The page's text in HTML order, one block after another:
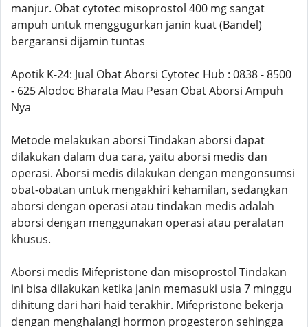
manjur. Obat cytotec misoprostol 400 mg sangat
ampuh untuk menggugurkan janin kuat (Bandel)
bergaransi dijamin tuntas
Apotik K-24: Jual Obat Aborsi Cytotec Hub : 0838 - 8500
- 625 Alodoc Bharata Mau Pesan Obat Aborsi Ampuh
Nya
Metode melakukan aborsi Tindakan aborsi dapat
dilakukan dalam dua cara, yaitu aborsi medis dan
operasi. Aborsi medis dilakukan dengan mengonsumsi
obat-obatan untuk mengakhiri kehamilan, sedangkan
aborsi dengan operasi atau tindakan medis adalah
aborsi dengan menggunakan operasi atau peralatan
khusus.
Aborsi medis Mifepristone dan misoprostol Tindakan
ini bisa dilakukan ketika janin memasuki usia 7 minggu
dihitung dari hari haid terakhir. Mifepristone bekerja
dengan menghalangi hormon progesteron sehingga